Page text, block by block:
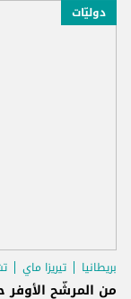
دوليّات
بريطانيا تيريزا ماي
من المرشّح الأوفر